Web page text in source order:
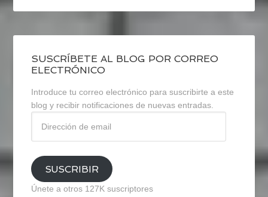
SUSCRÍBETE AL BLOG POR CORREO
ELECTRÓNICO
Introduce tu correo electrónico para suscribirte a este
blog y recibir notificaciones de nuevas entradas.
email
SUSCRIBIR
Únete a otros 127K suscriptores